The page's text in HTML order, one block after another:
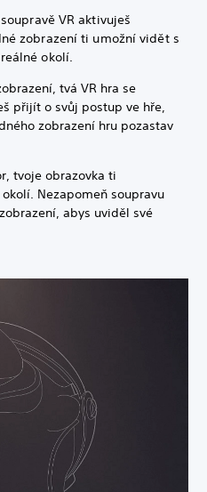
VR aktivuješ
zobrazení ti umožní vidět s
okolí.
tvá VR hra se
přijít o svůj postup ve hře,
zobrazení hru pozastav
tvoje obrazovka ti
Nezapomeň soupravu
abys uviděl své